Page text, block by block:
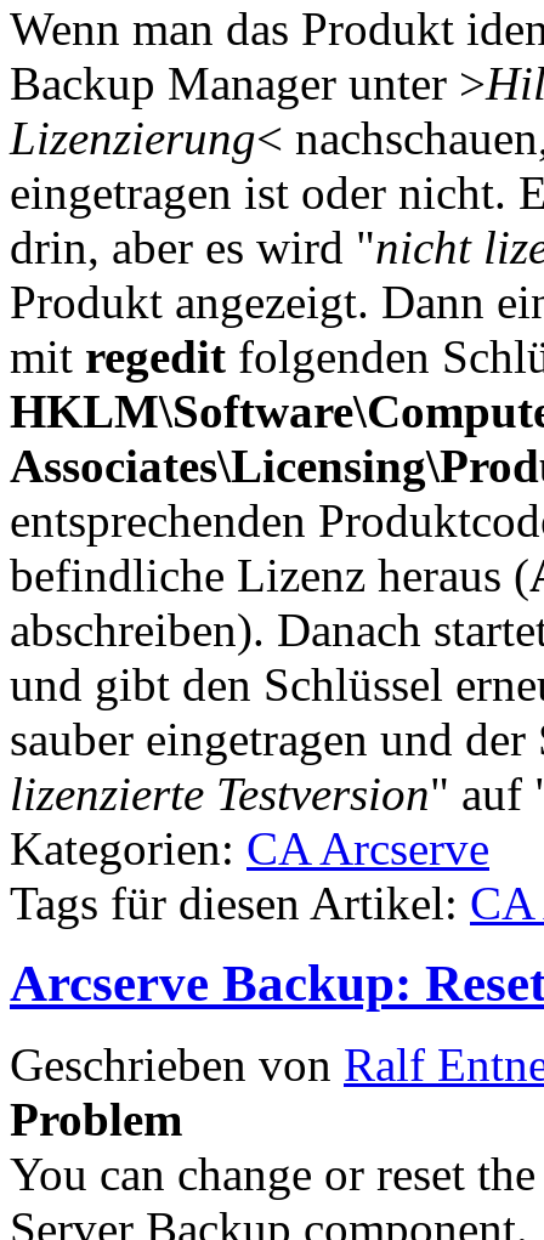
Wenn man das Produkt
Backup Manager unter >
Lizenzierung<
eingetragen ist oder nicht.
drin, aber es wird "nicht
Produkt angezeigt. Dann
mit regedit folgenden
entsprechenden
befindliche Lizenz heraus (
abschreiben). Danach
und gibt den Schlüssel
sauber eingetragen und
lizenzierte Testversion" auf
Kategorien: CA Arcserve
Tags für diesen Artikel: CA
Arcserve Backup:
Geschrieben von Ralf
Problem
You can change or reset
Server Backup component.